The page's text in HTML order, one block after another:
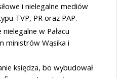
i nielegalne mediów
TVP, PR oraz PAP.
nielegalne w Pałacu
ministrów Wąsika i
księdza, bo wybudował